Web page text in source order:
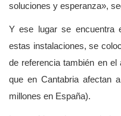
soluciones y esperanza»,
Y ese lugar se encuentra
estas instalaciones, se
de referencia también en
que en Cantabria afectan
millones en España).